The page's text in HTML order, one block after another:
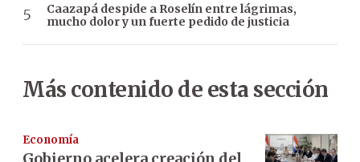
Caazapá despide a Roselín entre lágrimas,
mucho dolor y un fuerte pedido de justicia
Más contenido de esta sección
Economía
Gobierno acelera creación del